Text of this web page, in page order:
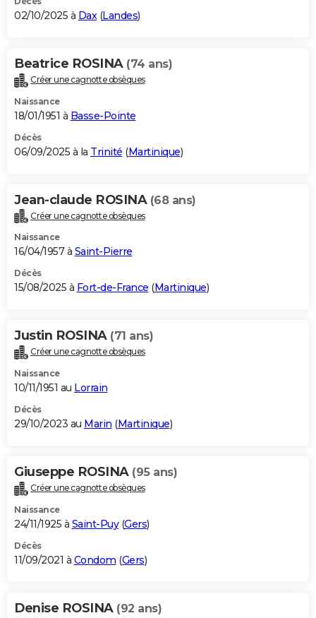
02/10/2025 à Dax(Landes)
Beatrice ROSINA (74 ans)
Créer une cagnotte obsèques
Naissance
18/01/1951 à Basse-Pointe
Décès
06/09/2025 à la Trinité (Martinique)
Jean-claude ROSINA (68 ans)
Créer une cagnotte obsèques
Naissance
16/04/1957 à Saint-Pierre
Décès
15/08/2025 à Fort-de-France (Martinique)
Justin ROSINA (71 ans)
Créer une cagnotte obsèques
Naissance
10/11/1951 au Lorrain
Décès
29/10/2023 au Marin (Martinique)
Giuseppe ROSINA (95 ans)
Créer une cagnotte obsèques
Naissance
24/11/1925 à Saint-Puy(Gers)
Décès
11/09/2021 à Condom (Gers)
Denise ROSINA (92 ans)